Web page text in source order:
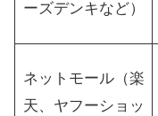
ーズデンキなど）
ネットモール（楽
天、ヤフーショッ